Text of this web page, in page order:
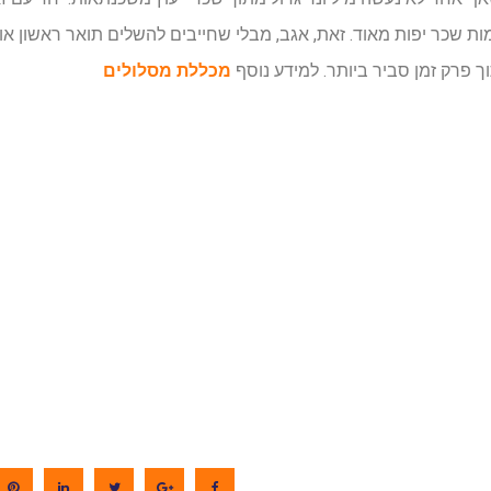
שכר יפות מאוד. זאת, אגב, מבלי שחייבים להשלים תואר ראשון
פרק זמן סביר ביותר. למידע נוסף מכללת מסלולים